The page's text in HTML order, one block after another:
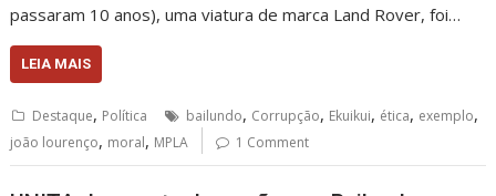
passaram 10 anos), uma viatura de marca Land Rover, foi…
LEIA MAIS
Destaque, Política bailundo, Corrupção, Ekuikui, ética, exemplo,
joão lourenço, moral, MPLA 1 Comment